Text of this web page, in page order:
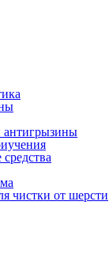
антигрызины
чистки от шерсти